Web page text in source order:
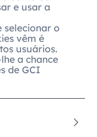
e usar a
selecionar o
vêm é
usuários.
a chance
de GCI